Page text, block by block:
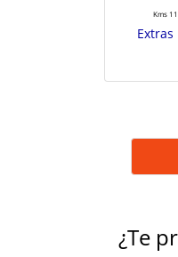
Kms
¿Te